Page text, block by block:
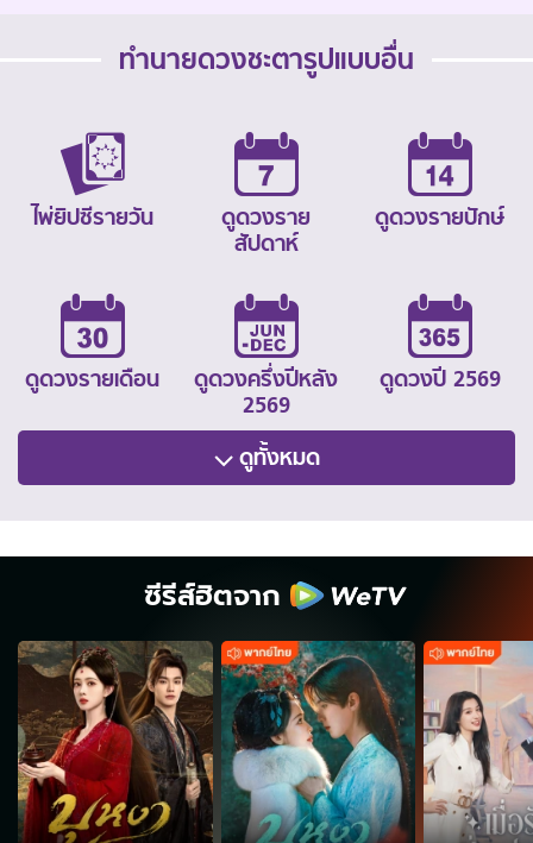
ทำนายดวงชะตารูปแบบอื่น
ไพ่ยิปซีรายวัน
ดูดวงราย
สัปดาห์
ดูดวงรายปักษ์
ดูดวงรายเดือน
ดูดวงครึ่งปีหลัง
2569
ดูดวงปี 2569
ดูทั้งหมด
ซีรีส์ฮิตจาก